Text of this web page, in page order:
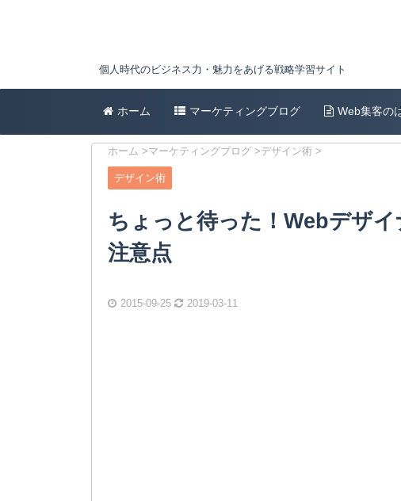
個人時代のビジネス力・魅力をあげる戦略学習サイト
ホーム マーケティングブログ Web集客の
ホーム >マーケティングブログ >デザイン術 >
デザイン術
ちょっと待った！Webデザ
注意点
2015-09-25 2019-03-11